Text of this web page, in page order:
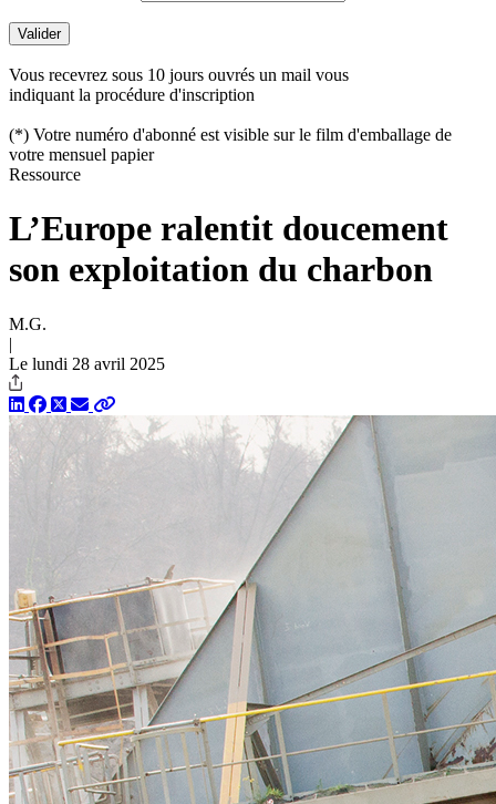
Vous recevrez sous 10 jours ouvrés un mail vous
indiquant la procédure d'inscription
(*) Votre numéro d'abonné est visible sur le film d'emballage de
votre mensuel papier
Ressource
L’Europe ralentit doucement
son exploitation du charbon
M.G.
|
Le lundi 28 avril 2025